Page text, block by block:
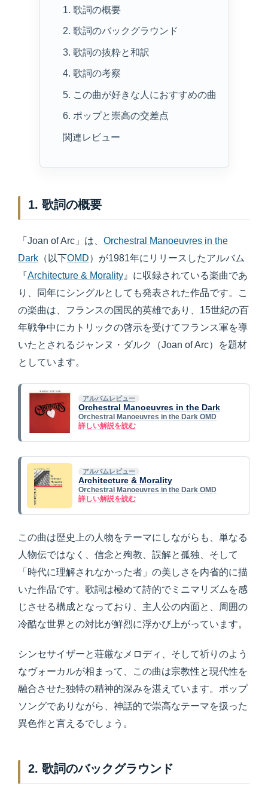
1. 歌詞の概要
2. 歌詞のバックグラウンド
3. 歌詞の抜粋と和訳
4. 歌詞の考察
5. この曲が好きな人におすすめの曲
6. ポップと崇高の交差点
関連レビュー
1. 歌詞の概要
「Joan of Arc」は、 Orchestral Manoeuvres in the
Dark （以下OMD）が1981年にリリースしたアルバム
『Architecture & Morality 』に収録されている楽曲であ
り、同年にシングルとしても発表された作品です。こ
の楽曲は、フランスの国民的英雄であり、15世紀の百
年戦争中にカトリックの啓示を受けてフランス軍を導
いたとされるジャンヌ・ダルク（Joan of Arc）を題材
としています。
アルバムレビュー
Orchestral Manoeuvres in the Dark
Orchestral Manoeuvres in the Dark OMD
詳しい解説を読む
アルバムレビュー
Architecture & Morality
Orchestral Manoeuvres in the Dark OMD
詳しい解説を読む
この曲は歴史上の人物をテーマにしながらも、単なる
人物伝ではなく、信念と殉教、誤解と孤独、そして
「時代に理解されなかった者」の美しさを内省的に描
いた作品です。歌詞は極めて詩的でミニマリズムを感
じさせる構成となっており、主人公の内面と、周囲の
冷酷な世界との対比が鮮烈に浮かび上がっています。
シンセサイザーと荘厳なメロディ、そして祈りのよう
なヴォーカルが相まって、この曲は宗教性と現代性を
融合させた独特の精神的深みを湛えています。ポップ
ソングでありながら、神話的で崇高なテーマを扱った
異色作と言えるでしょう。
2. 歌詞のバックグラウンド